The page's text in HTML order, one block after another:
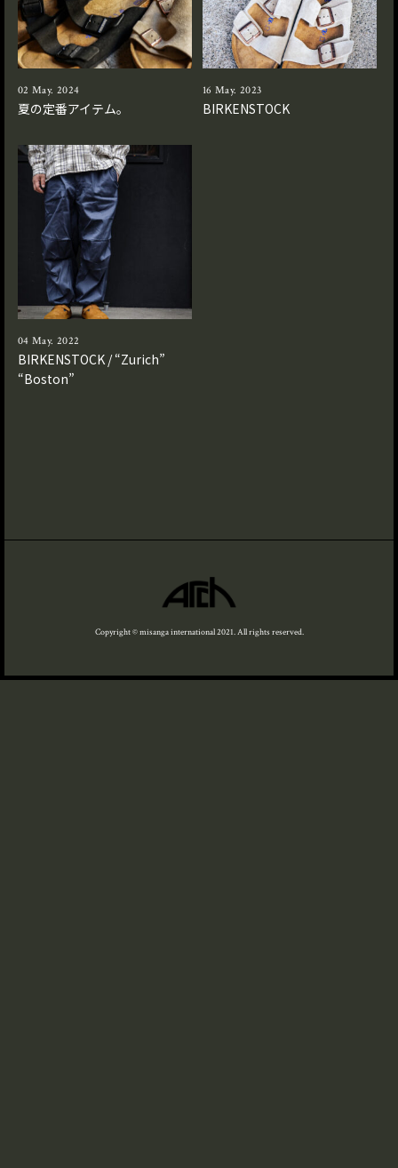
02 May. 2024
夏の定番アイテム。
16 May. 2023
BIRKENSTOCK
04 May. 2022
BIRKENSTOCK / “Zurich”
“Boston”
Copyright © misanga international 2021. All rights reserved.